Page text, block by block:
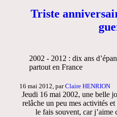
Triste
2002 - 2012 : dix ans
partout en France
16 mai 2012, parClaire HENRION
Jeudi 16 mai 2002, une belle
relâche un peu mes activités
le fais souvent, car